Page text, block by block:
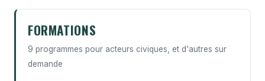
FORMATIONS
9 programmes pour acteurs civiques, et d'autres sur
demande